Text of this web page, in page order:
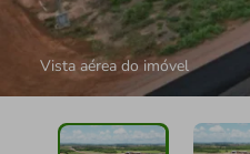
Vista aérea do imóvel